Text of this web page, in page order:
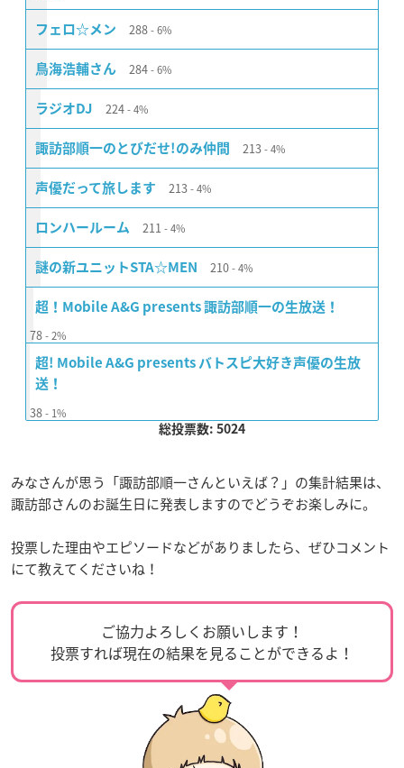
フェロ☆メン 288 6%
鳥海浩輔さん 284 6%
ラジオDJ 224 4%
諏訪部順一のとびだせ!のみ仲間 213 4%
声優だって旅します 213 4%
ロンハールーム 211 4%
謎の新ユニットSTA☆MEN 210 4%
超！Mobile A&G presents 諏訪部順一の生放送！
78 2%
超! Mobile A&G presents バトスピ大好き声優の生放
送！
38 1%
総投票数: 5024
みなさんが思う「諏訪部順一さんといえば？」の集計結果は、
諏訪部さんのお誕生日に発表しますのでどうぞお楽しみに。
投票した理由やエピソードなどがありましたら、ぜひコメント
にて教えてくださいね！
ご協力よろしくお願いします！
投票すれば現在の結果を見ることができるよ！